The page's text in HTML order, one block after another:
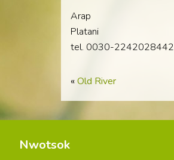
Arap
Platani
tel. 0030-2242028442
« Old River
Nwotsok